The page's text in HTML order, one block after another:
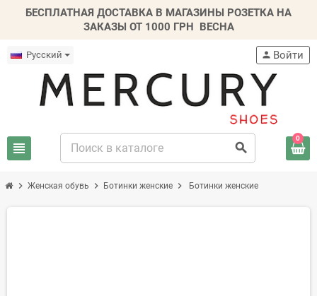
БЕСПЛАТНАЯ ДОСТАВКА В МАГАЗИНЫ РОЗЕТКА НА
ЗАКАЗЫ ОТ 1000 ГРН ВЕСНА
Русский
view_headline search
person Войти
0
chevron_right Женская обувь chevron_right Ботинки женские chevron_right Ботинки женские